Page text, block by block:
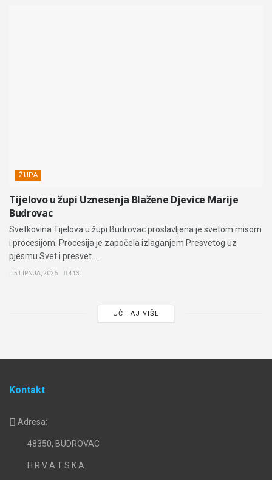
ŽUPA
Tijelovo u župi Uznesenja Blažene Djevice Marije
Budrovac
Svetkovina Tijelova u župi Budrovac proslavljena je svetom misom
i procesijom. Procesija je započela izlaganjem Presvetog uz
pjesmu Svet i presvet....
5 LIPNJA, 2026 413
UČITAJ VIŠE
Kontakt
Adresa:
48350, BUDROVAC
H R V A T S K A